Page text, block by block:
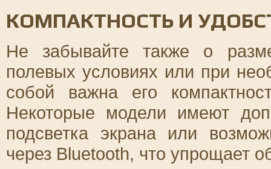
КОМПАКТНОСТЬ И
Не забывайте также о
полевых условиях или при
собой важна его
Некоторые модели имеют
подсветка экрана или
через Bluetooth, что упрощает